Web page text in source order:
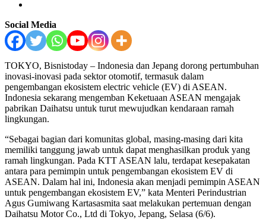
Social Media
TOKYO, Bisnistoday – Indonesia dan Jepang dorong pertumbuhan
inovasi-inovasi pada sektor otomotif, termasuk dalam
pengembangan ekosistem electric vehicle (EV) di ASEAN.
Indonesia sekarang mengemban Keketuaan ASEAN mengajak
pabrikan Daihatsu untuk turut mewujudkan kendaraan ramah
lingkungan.
“Sebagai bagian dari komunitas global, masing-masing dari kita
memiliki tanggung jawab untuk dapat menghasilkan produk yang
ramah lingkungan. Pada KTT ASEAN lalu, terdapat kesepakatan
antara para pemimpin untuk pengembangan ekosistem EV di
ASEAN. Dalam hal ini, Indonesia akan menjadi pemimpin ASEAN
untuk pengembangan ekosistem EV,” kata Menteri Perindustrian
Agus Gumiwang Kartasasmita saat melakukan pertemuan dengan
Daihatsu Motor Co., Ltd di Tokyo, Jepang, Selasa (6/6).